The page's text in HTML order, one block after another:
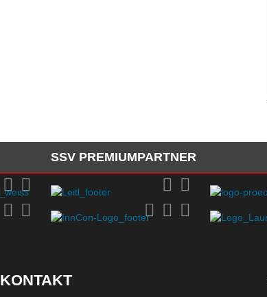
SSV PREMIUMPARTNER
KONTAKT